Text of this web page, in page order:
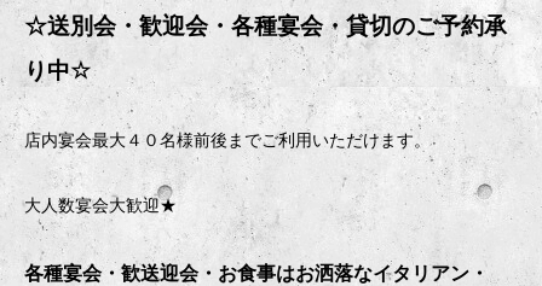
☆送別会・歓迎会・ 各種宴会・貸切のご予約承
り中☆
店内宴会最大４０名様前後までご利用いただけます。
大人数宴会大歓迎★
各種宴会・歓送迎会・お食事はお洒落なイタリアン・